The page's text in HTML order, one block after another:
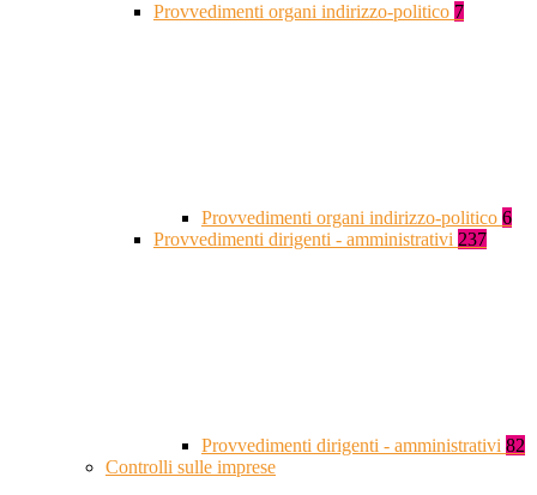
Provvedimenti organi indirizzo-politico 7
Provvedimenti organi indirizzo-politico 6
Provvedimenti dirigenti - amministrativi 237
Provvedimenti dirigenti - amministrativi 82
Controlli sulle imprese